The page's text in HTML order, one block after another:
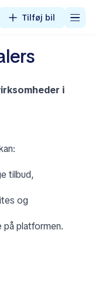
Tilføj bil
i
tilbud,
og
platformen.